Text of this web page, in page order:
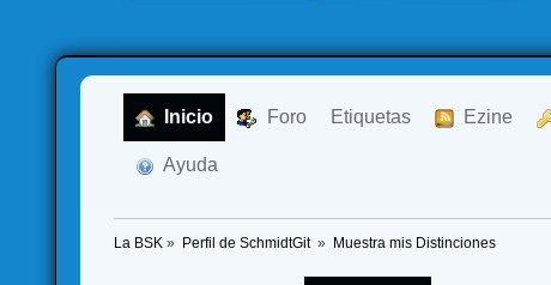
Inicio Foro Etiquetas Ezine
Ayuda
La BSK » Perfil de SchmidtGit » Muestra mis Distinciones